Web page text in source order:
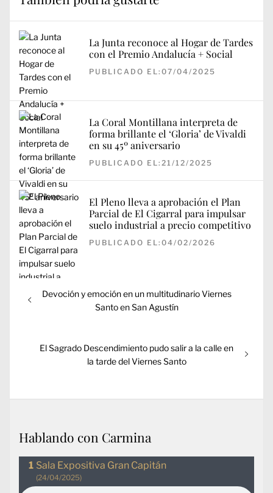
La Junta reconoce al Hogar de Tardes
con el Premio Andalucía + Social
PUBLICADO EL:07/04/2025
La Coral Montillana interpreta de
forma brillante el ‘Gloria’ de Vivaldi
en su 45º aniversario
PUBLICADO EL:21/12/2025
El Pleno lleva a aprobación el Plan
Parcial de El Cigarral para impulsar
suelo industrial a precio competitivo
PUBLICADO EL:04/02/2026
Navegación
de
Entrada
Devoción y emoción en un multitudinario Viernes
Santo en San Agustín
Entrada
El Sagrado Descendimiento pudo salir a la calle en
la tarde del Viernes Santo
Hablando con Carmina
Sala Expositiva Gran Capitán
(24/04/2025)